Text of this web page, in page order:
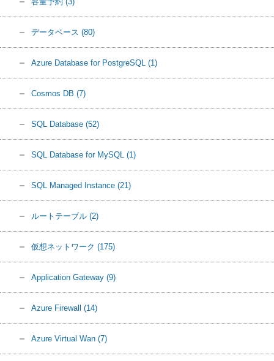
データベース (80)
Azure Database for PostgreSQL (1)
Cosmos DB (7)
SQL Database (52)
SQL Database for MySQL (1)
SQL Managed Instance (21)
ルートテーブル (2)
仮想ネットワーク (175)
Application Gateway (9)
Azure Firewall (14)
Azure Virtual Wan (7)